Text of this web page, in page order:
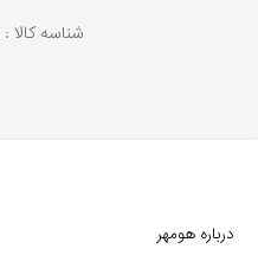
شناسه کالا :
درباره هومهر